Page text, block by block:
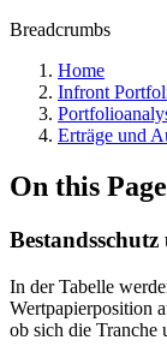
Breadcrumbs
Home
Infront
Erträge und
On this Page
In der Tabelle
Wertpapierposition
ob sich die Tranche